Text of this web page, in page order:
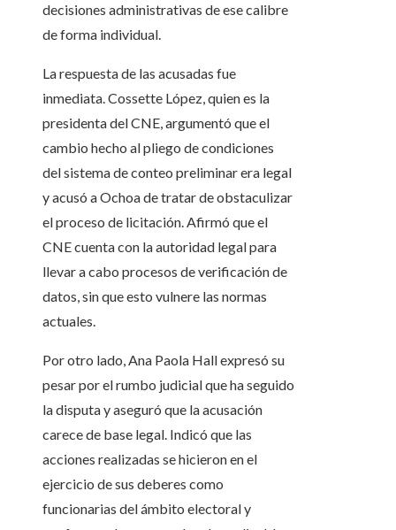
decisiones administrativas de ese calibre
de forma individual.
La respuesta de las acusadas fue
inmediata. Cossette López, quien es la
presidenta del CNE, argumentó que el
cambio hecho al pliego de condiciones
del sistema de conteo preliminar era legal
y acusó a Ochoa de tratar de obstaculizar
el proceso de licitación. Afirmó que el
CNE cuenta con la autoridad legal para
llevar a cabo procesos de verificación de
datos, sin que esto vulnere las normas
actuales.
Por otro lado, Ana Paola Hall expresó su
pesar por el rumbo judicial que ha seguido
la disputa y aseguró que la acusación
carece de base legal. Indicó que las
acciones realizadas se hicieron en el
ejercicio de sus deberes como
funcionarias del ámbito electoral y